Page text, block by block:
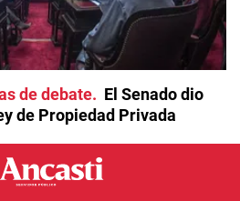
de debate
El Senado dio
de Propiedad Privada